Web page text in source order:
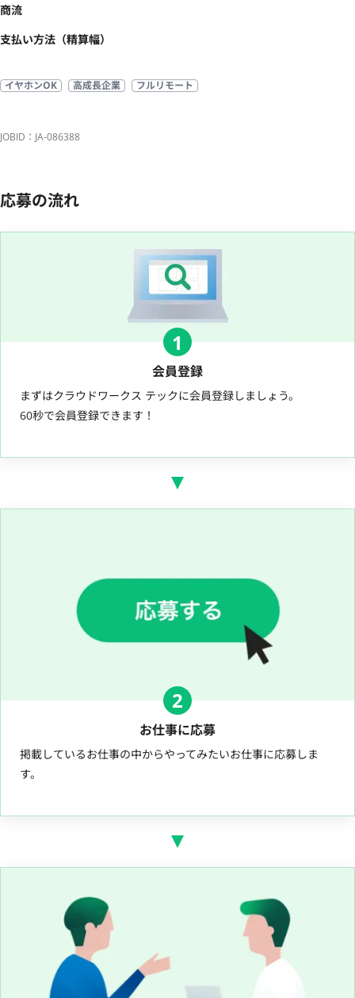
商流
支払い方法（精算幅）
イヤホンOK 高成長企業 フルリモート
JOBID：JA-086388
応募の流れ
1
会員登録
まずはクラウドワークス テックに会員登録しましょう。
60秒で会員登録できます！
2
お仕事に応募
掲載しているお仕事の中からやってみたいお仕事に応募しま
す。